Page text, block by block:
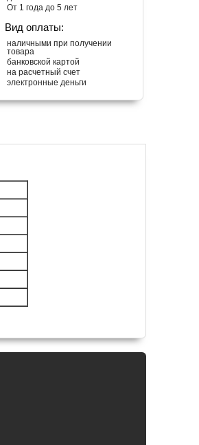
От 1 года до 5 лет
Вид оплаты:
наличными при получении
товара
банковской картой
на расчетный счет
электронные деньги